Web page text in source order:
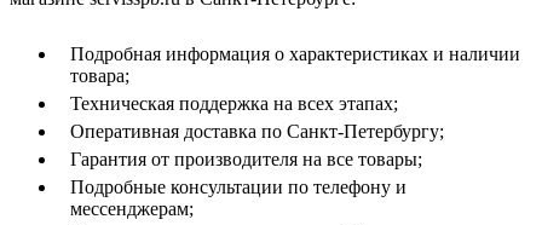
Подробная информация о характеристиках и наличии
товара;
Техническая поддержка на всех этапах;
Оперативная доставка по Санкт-Петербургу;
Гарантия от производителя на все товары;
Подробные консультации по телефону и
мессенджерам;